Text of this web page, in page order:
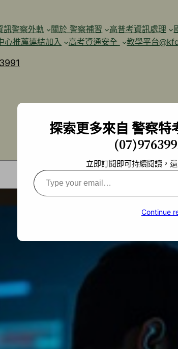
訊警察外軌 關於 警察補習 高普考資訊處理
心推薦連結加入 高考資通安全 教學平台
探索更多來自 警察特
立即訂閱即可持續閱讀，
Type
your
Continue